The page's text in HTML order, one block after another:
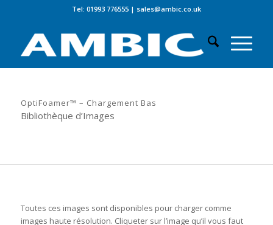
Tel: 01993 776555| sales@ambic.co.uk
OptiFoamer™ – Chargement Bas
Bibliothèque d’Images
Toutes ces images sont disponibles pour charger comme
images haute résolution. Cliqueter sur l’image qu’il vous faut